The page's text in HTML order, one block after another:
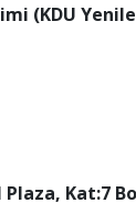
(KDU
Kat:7